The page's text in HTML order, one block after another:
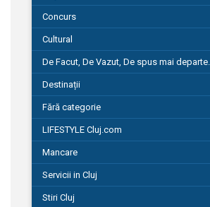
Concurs
Cultural
De Facut, De Vazut, De spus mai departe…
Destinații
Fără categorie
LIFESTYLE Cluj.com
Mancare
Servicii in Cluj
Stiri Cluj